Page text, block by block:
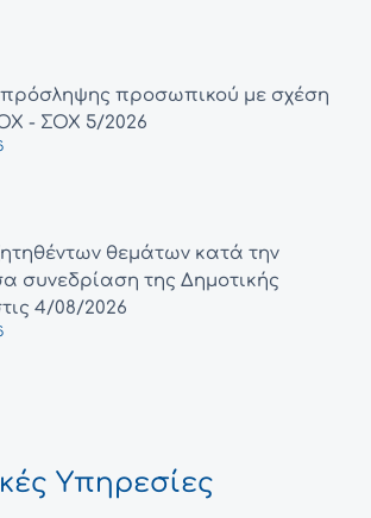
προσωπικού με σχέση
- ΣΟΧ 5/2026
θεμάτων κατά την
συνεδρίαση της Δημοτικής
4/08/2026
Υπηρεσίες